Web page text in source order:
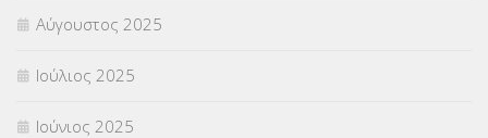
Αύγουστος 2025
Ιούλιος 2025
Ιούνιος 2025